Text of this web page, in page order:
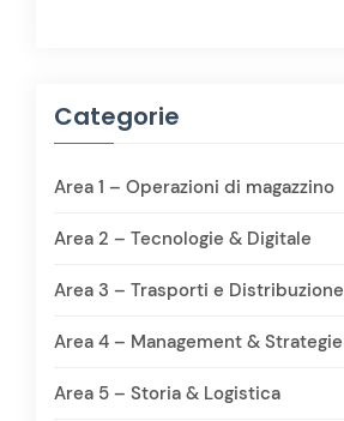
Categorie
Area 1 – Operazioni di magazzino
Area 2 – Tecnologie & Digitale
Area 3 – Trasporti e Distribuzione
Area 4 – Management & Strategie
Area 5 – Storia & Logistica